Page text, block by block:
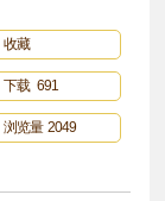
收藏
下载 691
浏览量 2049